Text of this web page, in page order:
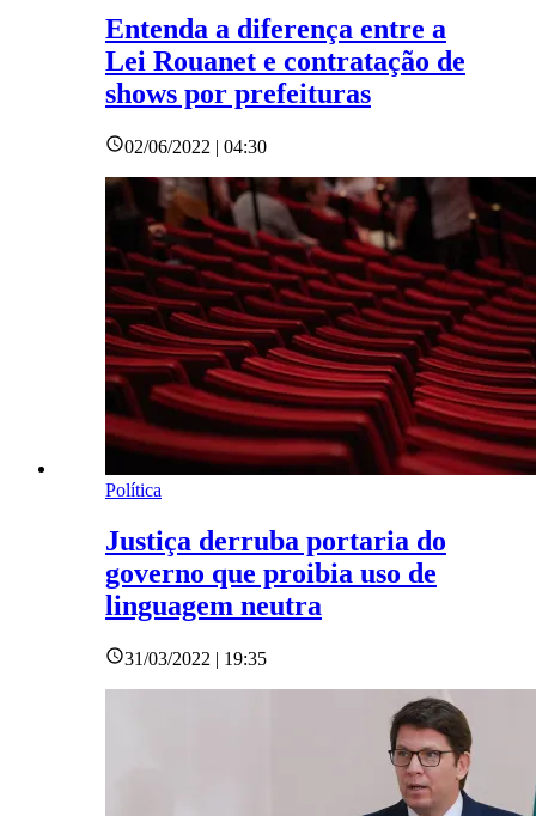
Entenda a diferença entre a
Lei Rouanet e contratação de
shows por prefeituras
02/06/2022 | 04:30
Política
Justiça derruba portaria do
governo que proibia uso de
linguagem neutra
31/03/2022 | 19:35